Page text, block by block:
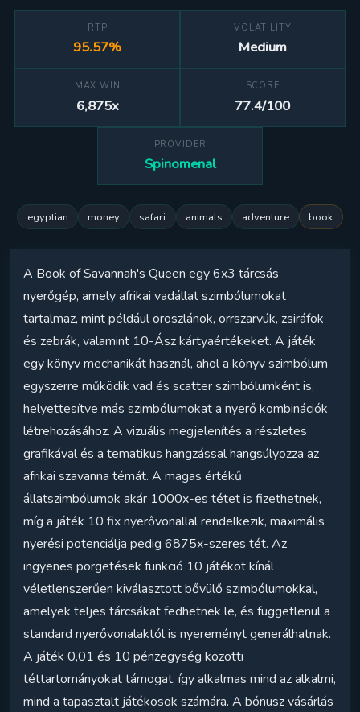
RTP
95.57%
VOLATILITY
Medium
MAX WIN
6,875x
SCORE
77.4/100
PROVIDER
Spinomenal
egyptian money safari animals adventure book
A Book of Savannah's Queen egy 6x3 tárcsás
nyerőgép, amely afrikai vadállat szimbólumokat
tartalmaz, mint például oroszlánok, orrszarvúk, zsiráfok
és zebrák, valamint 10-Ász kártyaértékeket. A játék
egy könyv mechanikát használ, ahol a könyv szimbólum
egyszerre működik vad és scatter szimbólumként is,
helyettesítve más szimbólumokat a nyerő kombinációk
létrehozásához. A vizuális megjelenítés a részletes
grafikával és a tematikus hangzással hangsúlyozza az
afrikai szavanna témát. A magas értékű
állatszimbólumok akár 1000x-es tétet is fizethetnek,
míg a játék 10 fix nyerővonallal rendelkezik, maximális
nyerési potenciálja pedig 6875x-szeres tét. Az
ingyenes pörgetések funkció 10 játékot kínál
véletlenszerűen kiválasztott bővülő szimbólumokkal,
amelyek teljes tárcsákat fedhetnek le, és függetlenül a
standard nyerővonalaktól is nyereményt generálhatnak.
A játék 0,01 és 10 pénzegység közötti
téttartományokat támogat, így alkalmas mind az alkalmi,
mind a tapasztalt játékosok számára. A bónusz vásárlás